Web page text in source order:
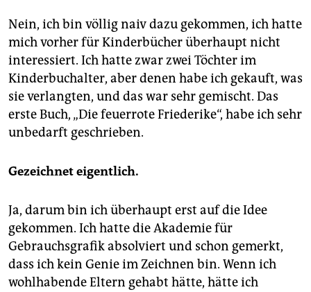
Nein, ich bin völlig naiv dazu gekommen, ich hatte
mich vorher für Kinderbücher überhaupt nicht
interessiert. Ich hatte zwar zwei Töchter im
Kinderbuchalter, aber denen habe ich gekauft, was
sie verlangten, und das war sehr gemischt. Das
erste Buch, „Die feuerrote Friederike“, habe ich sehr
unbedarft geschrieben.
Gezeichnet eigentlich.
Ja, darum bin ich überhaupt erst auf die Idee
gekommen. Ich hatte die Akademie für
Gebrauchsgrafik absolviert und schon gemerkt,
dass ich kein Genie im Zeichnen bin. Wenn ich
wohlhabende Eltern gehabt hätte, hätte ich